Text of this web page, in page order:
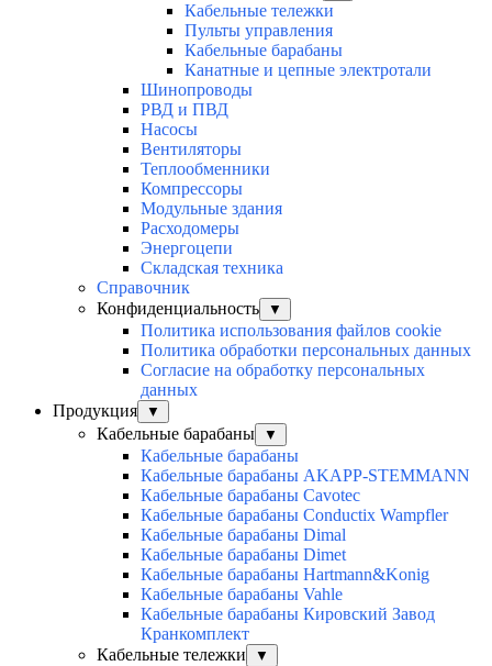
Кабельные тележки
Пульты управления
Кабельные барабаны
Канатные и цепные электротали
Шинопроводы
РВД и ПВД
Насосы
Вентиляторы
Теплообменники
Компрессоры
Модульные здания
Расходомеры
Энергоцепи
Складская техника
Справочник
Конфиденциальность
▼
Политика использования файлов cookie
Политика обработки персональных данных
Согласие на обработку персональных
данных
Продукция
▼
Кабельные барабаны ▼
Кабельные барабаны
Кабельные барабаны AKAPP-STEMMANN
Кабельные барабаны Cavotec
Кабельные барабаны Conductix Wampfler
Кабельные барабаны Dimal
Кабельные барабаны Dimet
Кабельные барабаны Hartmann&Konig
Кабельные барабаны Vahle
Кабельные барабаны Кировский Завод
Кранкомплект
Кабельные тележки
▼